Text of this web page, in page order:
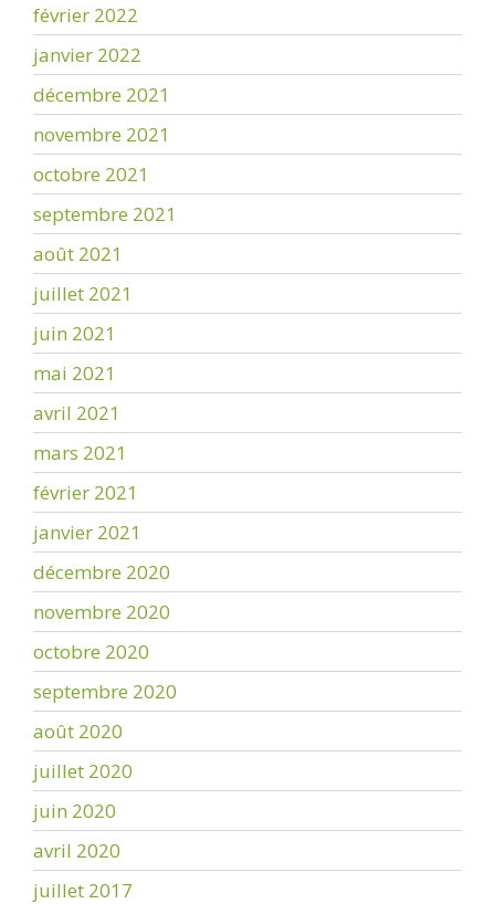
février 2022
janvier 2022
décembre 2021
novembre 2021
octobre 2021
septembre 2021
août 2021
juillet 2021
juin 2021
mai 2021
avril 2021
mars 2021
février 2021
janvier 2021
décembre 2020
novembre 2020
octobre 2020
septembre 2020
août 2020
juillet 2020
juin 2020
avril 2020
juillet 2017